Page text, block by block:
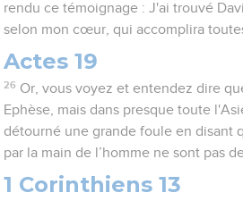
rendu ce témoignage : J'ai trouvé
selon mon cœur, qui accomplira
Actes 19
26 Or, vous voyez et entendez dire
Ephèse, mais dans presque toute
détourné une grande foule en disant
par la main de l’homme ne sont pas
1 Corinthiens 13